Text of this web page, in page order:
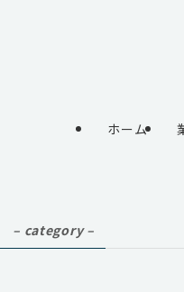
ホーム
– category –